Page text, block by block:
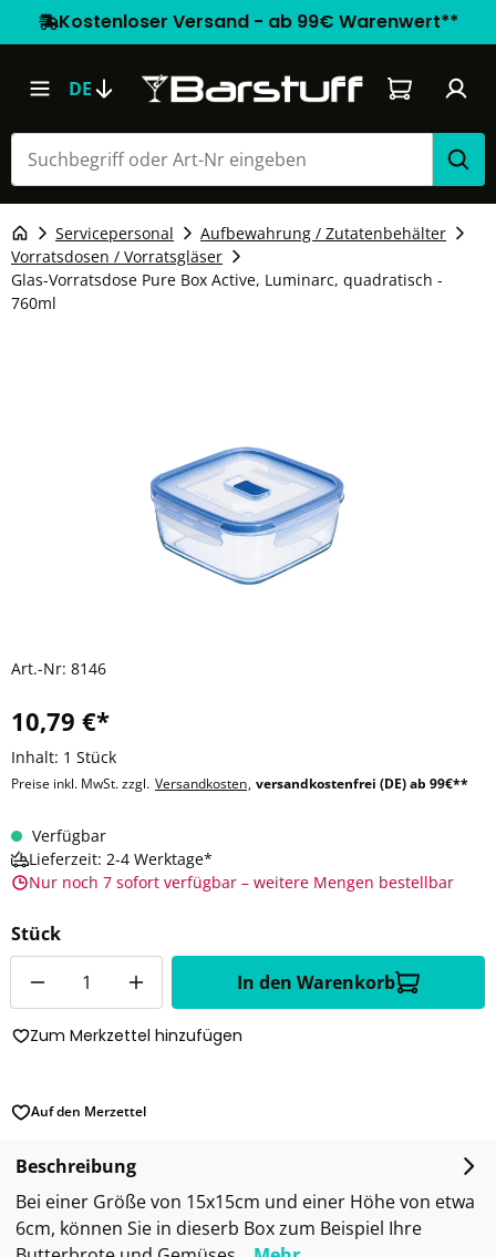
Kostenloser Versand - ab 99€ Warenwert**
DE Warenkorb
Servicepersonal
Aufbewahrung / Zutatenbehälter
Vorratsdosen / Vorratsgläser
Glas-Vorratsdose Pure Box Active, Luminarc, quadratisch -
760ml
Art.-Nr: 8146
10,79 €*
Inhalt: 1 Stück
Preise inkl. MwSt. zzgl. Versandkosten, versandkostenfrei (DE) ab 99€**
Verfügbar
Lieferzeit: 2-4 Werktage*
Nur noch 7 sofort verfügbar – weitere Mengen bestellbar
Stück
In den Warenkorb
Zum Merkzettel hinzufügen
Auf den Merzettel
Beschreibung
Bei einer Größe von 15x15cm und einer Höhe von etwa
6cm, können Sie in dieserb Box zum Beispiel Ihre